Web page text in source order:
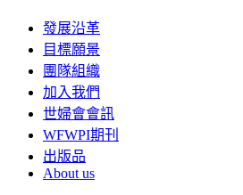
發展沿革
目標願景
團隊組織
加入我們
世婦會會訊
WFWPI期刊
出版品
About us